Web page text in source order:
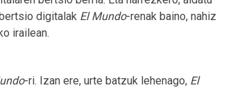
digitalak El Mundo-renak baino, nahiz
irailean.
-ri. Izan ere, urte batzuk lehenago, El